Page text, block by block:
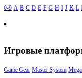
0-9 A B C D E F G H I J K L
Игровые
Game Gear Master System